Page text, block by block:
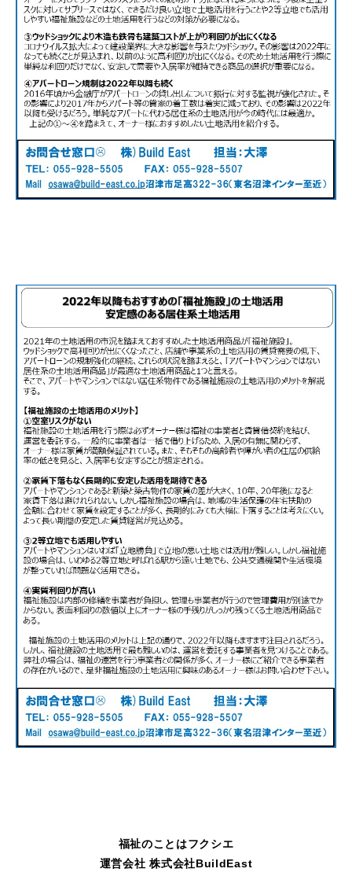
福祉のことはフクシエ
運営会社 株式会社BuildEast